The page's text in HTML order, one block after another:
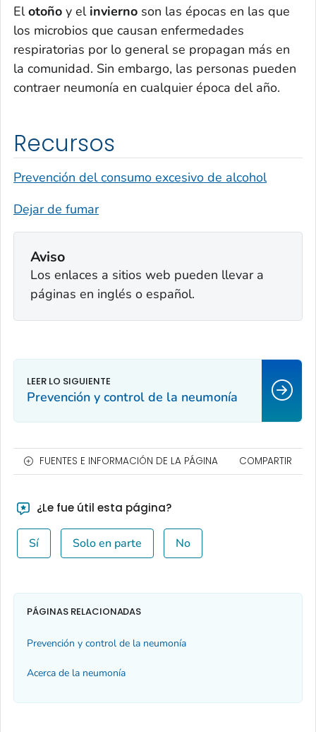
Elotoño y el invierno son las épocas en las que
los microbios que causan enfermedades
respiratorias por lo general se propagan más en
la comunidad. Sin embargo, las personas pueden
contraer neumonía en cualquier época del año.
Recursos
Prevención del consumo excesivo de alcohol
Dejar de fumar
Aviso
Los enlaces a sitios web pueden llevar a
páginas en inglés o español.
Prevención y control de la neumonía
FUENTES E INFORMACIÓN DE LA PÁGINA COMPARTIR
¿Le fue útil esta página?
Sí Solo en parte No
PÁGINAS RELACIONADAS
Prevención y control de la neumonía
Acerca de la neumonía